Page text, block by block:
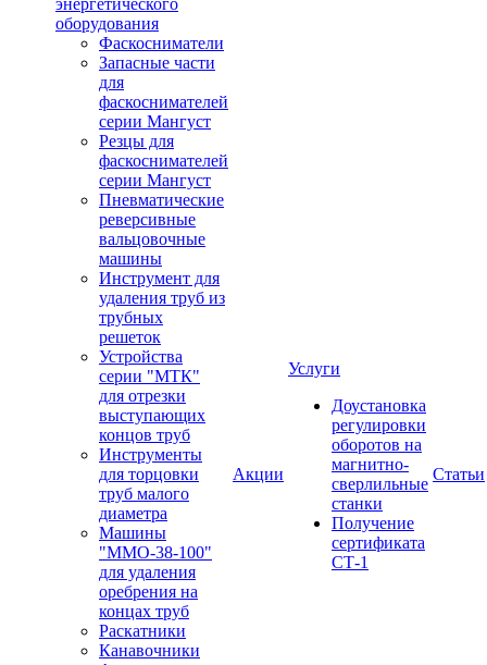
энергетического
оборудования
Фаскосниматели
Запасные части
для
фаскоснимателей
серии Мангуст
Резцы для
фаскоснимателей
серии Мангуст
Пневматические
реверсивные
вальцовочные
машины
Инструмент для
удаления труб из
трубных
решеток
Устройства
серии "МТК"
для отрезки
выступающих
концов труб
Инструменты
для торцовки
труб малого
диаметра
Машины
"ММО-38-100"
для удаления
оребрения на
концах труб
Раскатники
Канавочники
Акции
Услуги
Доустановка
регулировки
оборотов на
магнитно-
сверлильные
станки
Получение
сертификата
СТ-1
Статьи